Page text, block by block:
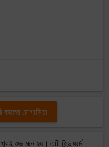
কালের চোগাড়িয়া
শুভ মনে হয়। এটি হিন্দু ধর্মে